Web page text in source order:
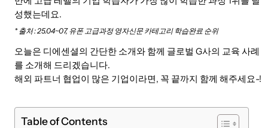
성했는데요.
* 출처 : 25.04~07, 유폰 고급과정 영자신문 카테고리 학습완료 순위
오늘은 디에센셜의 간단한 소개와 함께 글로벌 G사의 교육 사례
를 소개해 드리겠습니다.
해외 파트너 협업이 많은 기업이라면, 꼭 끝까지 함께 해주세요-!
Table of Contents